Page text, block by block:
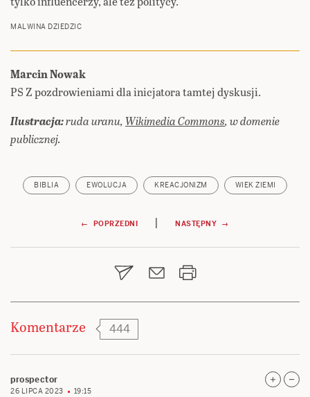
MALWINA DZIEDZIC
Marcin Nowak
PS Z pozdrowieniami dla inicjatora tamtej dyskusji.
Ilustracja:ruda uranu,Wikimedia Commons, w domenie
publicznej.
BIBLIA EWOLUCJA KREACJONIZM WIEK ZIEMI
Nawigacja
wpisu
← POPRZEDNI | NASTĘPNY →
Komentarze 444
prospector
26 LIPCA 2023 19:15